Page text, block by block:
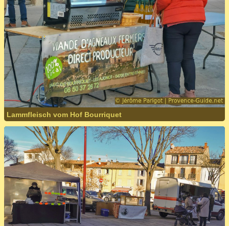
Lammfleisch vom Hof Bourriquet